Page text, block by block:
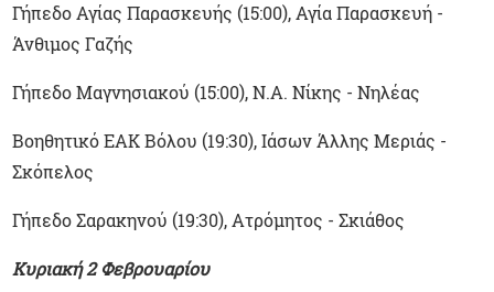
Γήπεδο Αγίας Παρασκευής (15:00), Αγία Παρασκευή -
Άνθιμος Γαζής
Γήπεδο Μαγνησιακού (15:00), Ν.Α. Νίκης - Νηλέας
Βοηθητικό ΕΑΚ Βόλου (19:30), Ιάσων Άλλης Μεριάς -
Σκόπελος
Γήπεδο Σαρακηνού (19:30), Ατρόμητος - Σκιάθος
Κυριακή 2 Φεβρουαρίου